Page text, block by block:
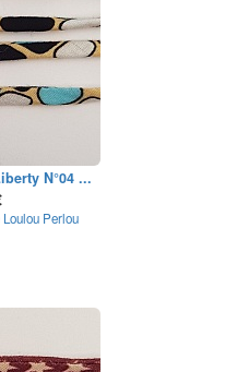
N°04 ...
Perlou